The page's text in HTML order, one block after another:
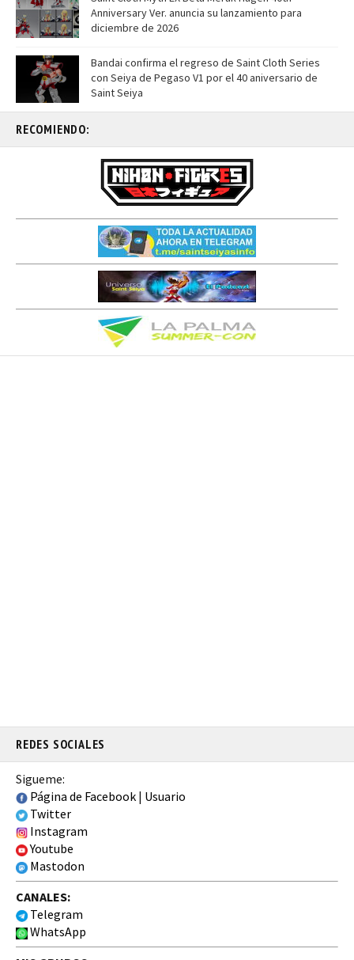
Anniversary Ver. anuncia su lanzamiento para
diciembre de 2026
Bandai confirma el regreso de Saint Cloth Series
con Seiya de Pegaso V1 por el 40 aniversario de
Saint Seiya
RECOMIENDO:
REDES SOCIALES
Sigueme:
Página de Facebook | Usuario
Twitter
Instagram
Youtube
Mastodon
CANALES:
Telegram
WhatsApp